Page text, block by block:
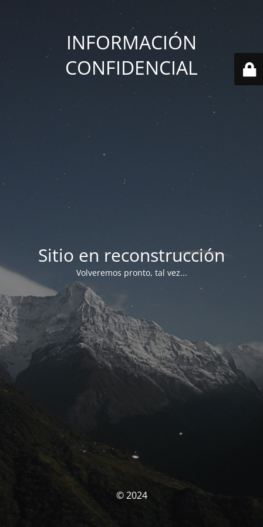
INFORMACIÓN
CONFIDENCIAL
Sitio en reconstrucción
Volveremos pronto, tal vez...
© 2024